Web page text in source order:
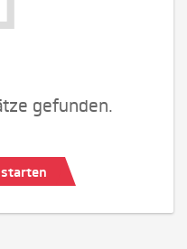
gefunden.